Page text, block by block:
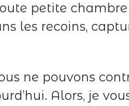
petite chambre
les recoins,
ne pouvons
Alors, je